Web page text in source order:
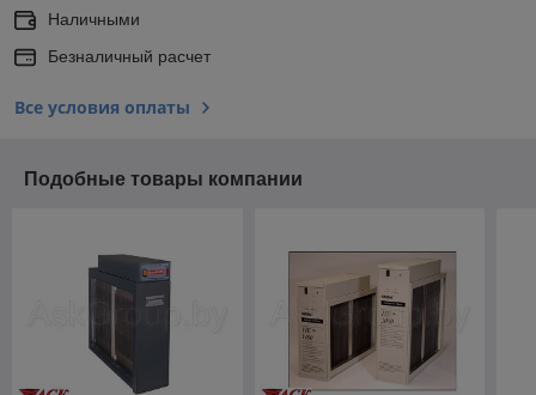
Наличными
Безналичный расчет
Все условия оплаты
Подобные товары компании